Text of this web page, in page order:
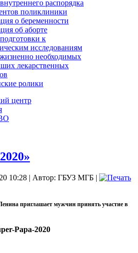
распорядка
поликлиники
о беременности
об аборте
к
исследованиям
необходимых
лекарственных
ролики
центр
10:28 | Автор: ГБУЗ МГБ |
приглашает мужчин принять участие в